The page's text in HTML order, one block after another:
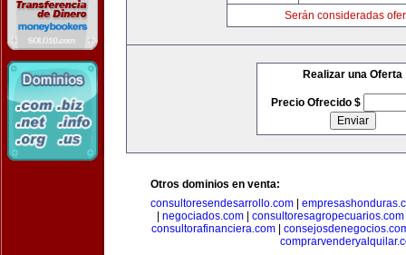
Serán consideradas
Realizar una Oferta
Precio Ofrecido $
Otros dominios en venta:
consultoresendesarrollo.com
negociados.com consultoresagropecuarios.com
consultorafinanciera.com|